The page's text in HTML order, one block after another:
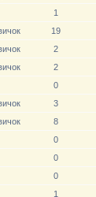
1
19
2
2
0
3
8
0
0
0
1